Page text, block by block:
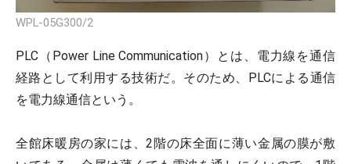
WPL-05G300/2
PLC（Power Line Communication）とは、電力線を通信
経路として利用する技術だ。そのため、PLCによる通信
を電力線通信という。
全館床暖房の家には、2階の床全面に薄い金属の膜が敷